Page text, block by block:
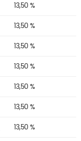
13,50 %
13,50 %
13,50 %
13,50 %
13,50 %
13,50 %
13,50 %